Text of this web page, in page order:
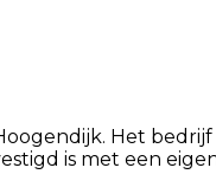
Het
is met een